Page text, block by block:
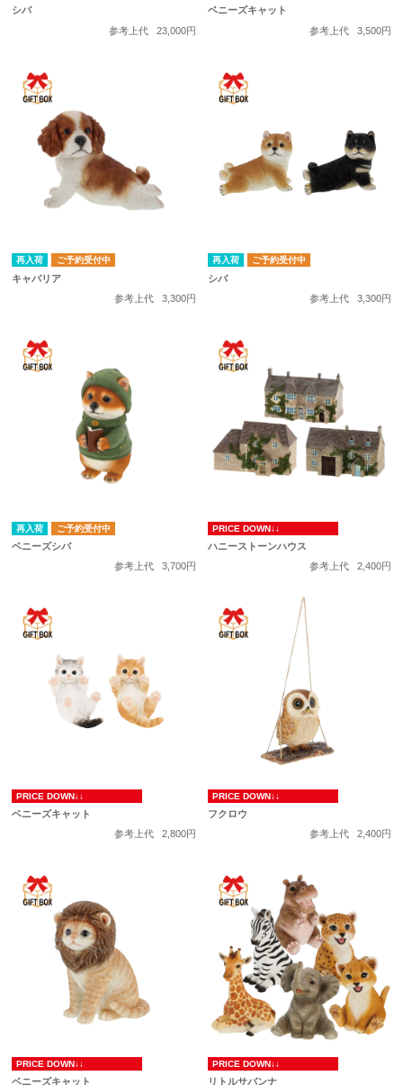
シバ
参考上代
23,000円
ベニーズキャット
参考上代
3,500円
再入荷 ご予約受付中
キャバリア
参考上代
3,300円
再入荷 ご予約受付中
シバ
参考上代
3,300円
再入荷 ご予約受付中
ベニーズシバ
参考上代
3,700円
PRICE DOWN↓↓
ハニーストーンハウス
参考上代
2,400円
PRICE DOWN↓↓
ベニーズキャット
参考上代
2,800円
PRICE DOWN↓↓
フクロウ
参考上代
2,400円
PRICE DOWN↓↓
ベニーズキャット
PRICE DOWN↓↓
リトルサバンナ